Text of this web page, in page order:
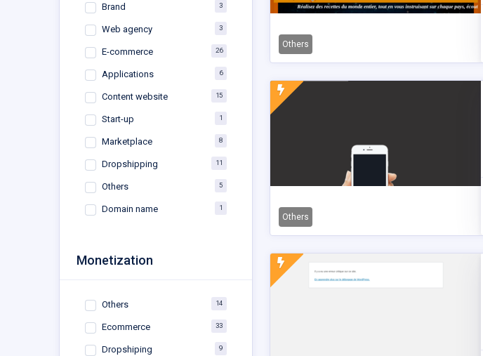
Brand 3
Web agency 3
E-commerce 26
Applications 6
Content website 15
Start-up 1
Marketplace 8
Dropshipping 11
Others 5
Domain name 1
Monetization
Others 14
Ecommerce 33
Dropshiping 9
Others
Others